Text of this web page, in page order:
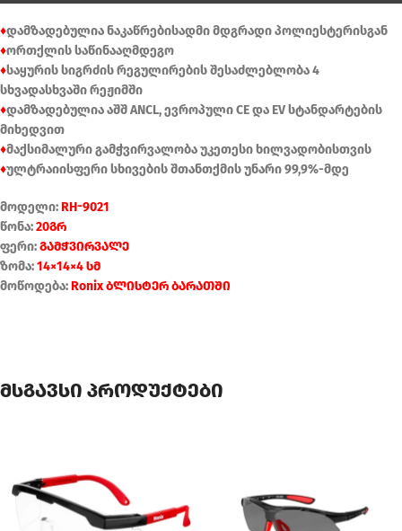
♦დამზადებულია ნაკაწრებისადმი მდგრადი პოლიესტერისგან
♦ორთქლის საწინააღმდეგო
♦საყურის სიგრძის რეგულირების შესაძლებლობა 4
სხვადასხვაში რეჟიმში
♦დამზადებულია აშშ ANCL, ევროპული CE და EV სტანდარტების
მიხედვით
♦მაქსიმალური გამჭვირვალობა უკეთესი ხილვადობისთვის
♦ულტრაიისფერი სხივების შთანთქმის უნარი 99,9%-მდე
მოდელი:RH-9021
წონა:20გრ
ფერი:გამჭვირვალე
ზომა:14×14×4 სმ
მოწოდება:Ronix ბლისტერ ბარათში
მსგავსი პროდუქტები